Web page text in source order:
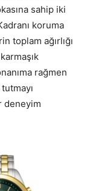
sahip iki
koruma
toplam ağırlığı
rağmen
deneyim